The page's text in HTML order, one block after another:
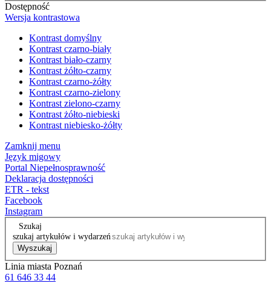
Dostępność
Wersja kontrastowa
Kontrast domyślny
Kontrast czarno-biały
Kontrast biało-czarny
Kontrast żółto-czarny
Kontrast czarno-żółty
Kontrast czarno-zielony
Kontrast zielono-czarny
Kontrast żółto-niebieski
Kontrast niebiesko-żółty
Zamknij menu
Język migowy
Portal Niepełnosprawność
Deklaracja dostępności
ETR - tekst
Facebook
Instagram
Szukaj
szukaj artykułów i wydarzeń
Wyszukaj
Linia miasta Poznań
61 646 33 44